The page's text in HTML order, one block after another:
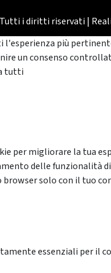
i diritti riservati |
più
un consenso
tutti
per migliorare la tua
delle funzionalità
solo con il tuo
essenziali per il